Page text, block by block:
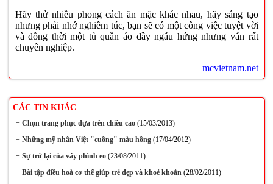
Hãy thử nhiều phong cách ăn mặc khác nhau, hãy sáng tạo
nhưng phải nhớ nghiêm túc, bạn sẽ có một công việc tuyệt vời
và đồng thời một tủ quần áo đầy ngẫu hứng nhưng vẫn rất
chuyên nghiệp.
mcvietnam.net
CÁC TIN KHÁC
+Chọn trang phục dựa trên chiều cao(15/03/2013)
+Những mỹ nhân Việt "cuồng" màu hồng(17/04/2012)
+Sự trở lại của váy phình eo(23/08/2011)
+Bài tập điều hoà cơ thể giúp trẻ đẹp và khoẻ khoắn(28/02/2011)